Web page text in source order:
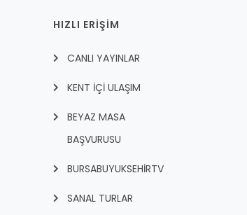
HIZLI ERİŞİM
CANLI YAYINLAR
KENT İÇI ULAŞIM
BEYAZ MASA
BAŞVURUSU
BURSABUYUKSEHIRTV
SANAL TURLAR